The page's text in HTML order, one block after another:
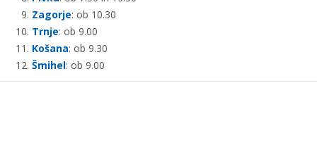
Zagorje: ob 10.30
Trnje: ob 9.00
Košana: ob 9.30
Šmihel: ob 9.00